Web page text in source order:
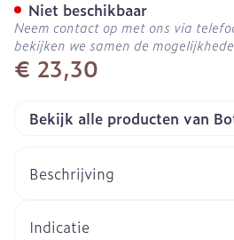
€ 23,30
Niet beschikbaar
Neem contact op met ons via
bekijken we samen de
Bekijk alle producten van
Beschrijving
Indicatie